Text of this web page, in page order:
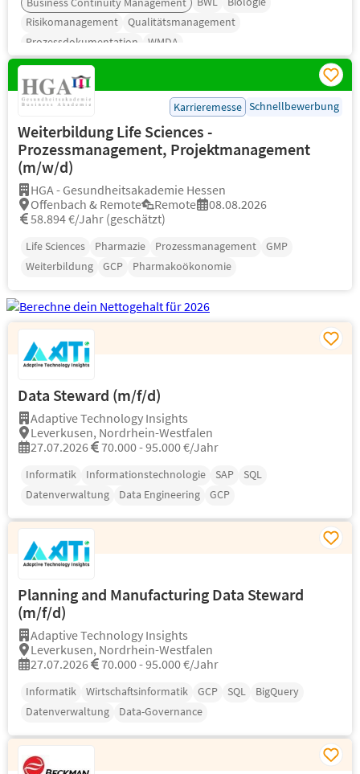
Risikomanagement
Qualitätsmanagement
Prozessdokumentation
WMDA
Karrieremesse Schnellbewerbung
Weiterbildung Life Sciences -
Prozessmanagement, Projektmanagement
(m/w/d)
HGA - Gesundheitsakademie Hessen
Offenbach & Remote
Remote
08.08.2026
58.894 €/Jahr (geschätzt)
Life Sciences Pharmazie Prozessmanagement
GMP
Weiterbildung
GCP Pharmakoökonomie
Data Steward (m/f/d)
Adaptive Technology Insights
Leverkusen, Nordrhein-Westfalen
27.07.2026
70.000 - 95.000 €/Jahr
Informatik Informationstechnologie SAP
SQL
Datenverwaltung
Data Engineering GCP
Planning and Manufacturing Data Steward
(m/f/d)
Adaptive Technology Insights
Leverkusen, Nordrhein-Westfalen
27.07.2026
70.000 - 95.000 €/Jahr
Informatik Wirtschaftsinformatik GCP SQL
BigQuery
Datenverwaltung
Data-Governance